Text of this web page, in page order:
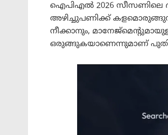
ഐപിഎൽ 2026 സീസണിലെ
അഴിച്ചുപണിക്ക്
നീക്കാനും,
ഒരുങ്ങുകയാണെന്നുമാണ്